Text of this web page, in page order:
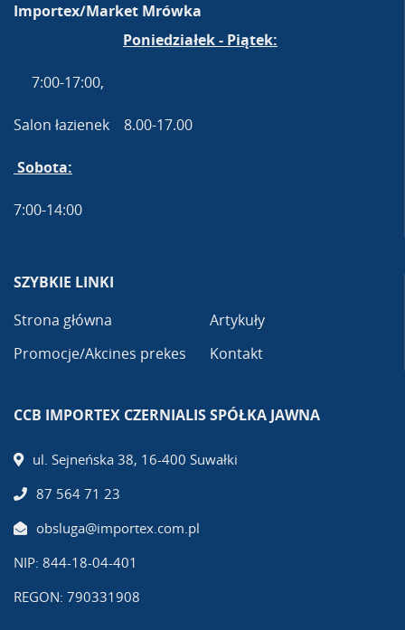
Importex/Market Mrówka
Poniedziałek - Piątek:
7:00-17:00,
Salon łazienek 8.00-17.00
Sobota:
7:00-14:00
SZYBKIE LINKI
Strona główna
Promocje/Akcines prekes
Artykuły
Kontakt
CCB IMPORTEX CZERNIALIS SPÓŁKA JAWNA
ul. Sejneńska 38, 16-400 Suwałki
87 564 71 23
obsluga@importex.com.pl
NIP: 844-18-04-401
REGON: 790331908